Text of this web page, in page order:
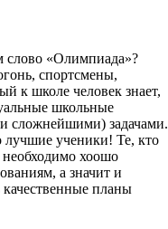
слово «Олимпиада»?
спортсмены,
к школе человек знает,
школьные
сложнейшими) задачами.
ученики! Те, кто
хоошо
а значит и
качественные планы